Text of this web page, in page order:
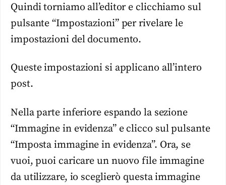
Quindi torniamo all’editor e clicchiamo sul
pulsante “Impostazioni” per rivelare le
impostazioni del documento.
Queste impostazioni si applicano all’intero
post.
Nella parte inferiore espando la sezione
“Immagine in evidenza” e clicco sul pulsante
“Imposta immagine in evidenza”. Ora, se
vuoi, puoi caricare un nuovo file immagine
da utilizzare, io sceglierò questa immagine